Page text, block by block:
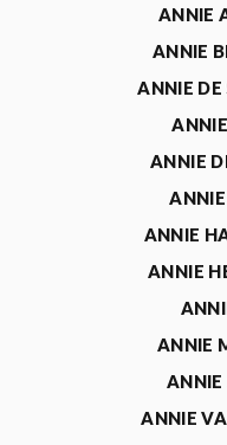
ANNIE
ANNIE
ANNIE DE
ANNIE
ANNIE
ANNIE
ANNIE
ANNIE
ANNIE